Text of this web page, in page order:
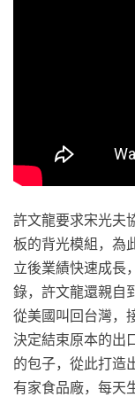
許文龍要求宋光夫
板的背光模組，為
立後業績快速成長
錄，許文龍還親自
從美國叫回台灣，
決定結束原本的出
的包子，從此打造
有家食品廠，每天